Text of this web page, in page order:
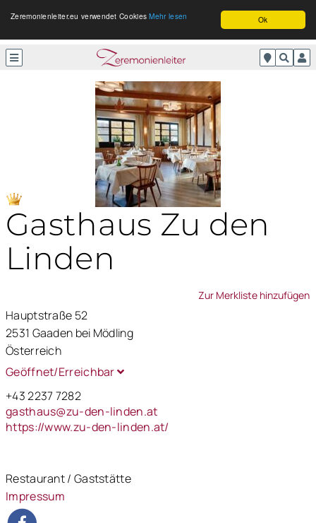
Ok
Zeremonienleiter.eu verwendet CookiesMehr lesen
Gasthaus Zu den
Linden
Zur Merkliste hinzufügen
Hauptstraße 52
2531 Gaaden bei Mödling
Österreich
Geöffnet/Erreichbar
+43 2237 7282
gasthaus@zu-den-linden.at
https://www.zu-den-linden.at/
Restaurant / Gaststätte
Impressum